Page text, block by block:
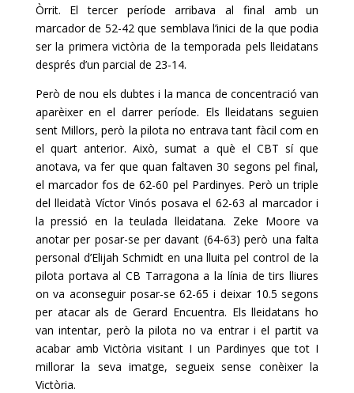
Òrrit. El tercer període arribava al final amb un
marcador de 52-42 que semblava l’inici de la que podia
ser la primera victòria de la temporada pels lleidatans
després d’un parcial de 23-14.
Però de nou els dubtes i la manca de concentració van
aparèixer en el darrer període. Els lleidatans seguien
sent Millors, però la pilota no entrava tant fàcil com en
el quart anterior. Això, sumat a què el CBT sí que
anotava, va fer que quan faltaven 30 segons pel final,
el marcador fos de 62-60 pel Pardinyes. Però un triple
del lleidatà Víctor Vinós posava el 62-63 al marcador i
la pressió en la teulada lleidatana. Zeke Moore va
anotar per posar-se per davant (64-63) però una falta
personal d’Elijah Schmidt en una lluita pel control de la
pilota portava al CB Tarragona a la línia de tirs lliures
on va aconseguir posar-se 62-65 i deixar 10.5 segons
per atacar als de Gerard Encuentra. Els lleidatans ho
van intentar, però la pilota no va entrar i el partit va
acabar amb Victòria visitant I un Pardinyes que tot I
millorar la seva imatge, segueix sense conèixer la
Victòria.